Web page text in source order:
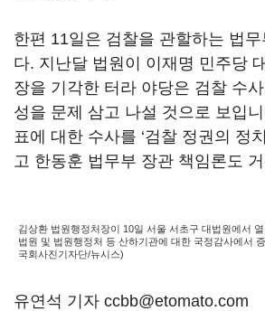
한편 11일은 검찰을 관할하는 법무
다. 지난달 법원이 이재명 민주당
장을 기각한 터라 야당은 검찰 수
성을 문제 삼고 나설 것으로 보입
표에 대한 수사를 ‘검찰 정권의 정
고 한동훈 법무부 장관 책임론도
김상환 법원행정처장이 10일 서울 서초구 대법원에서
법원 및 법원행정처 등 산하기관에 대한 국정감사에서
국회사진기자단/뉴시스)
유연석 기자 ccbb@etomato.com